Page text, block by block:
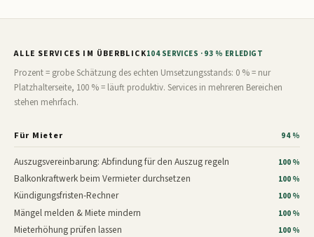
ALLE SERVICES IM ÜBERBLICK104 SERVICES · 93 % ERLEDIGT
Prozent = grobe Schätzung des echten Umsetzungsstands: 0 % = nur
Platzhalterseite, 100 % = läuft produktiv. Services in mehreren Bereichen
stehen mehrfach.
Für Mieter 94 %
Auszugsvereinbarung: Abfindung für den Auszug regeln 100 %
Balkonkraftwerk beim Vermieter durchsetzen 100 %
Kündigungsfristen-Rechner 100 %
Mängel melden & Miete mindern 100 %
Mieterhöhung prüfen lassen 100 %